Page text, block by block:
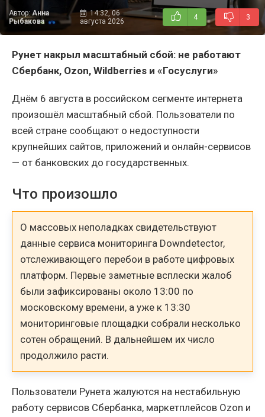
Автор: Анна
Рыбакова
14:32, 06
августа 2026
4 3
Рунет накрыл масштабный сбой: не работают
Сбербанк, Ozon, Wildberries и «Госуслуги»
Днём 6 августа в российском сегменте интернета
произошёл масштабный сбой. Пользователи по
всей стране сообщают о недоступности
крупнейших сайтов, приложений и онлайн-сервисов
— от банковских до государственных.
Что произошло
О массовых неполадках свидетельствуют
данные сервиса мониторинга Downdetector,
отслеживающего перебои в работе цифровых
платформ. Первые заметные всплески жалоб
были зафиксированы около 13:00 по
московскому времени, а уже к 13:30
мониторинговые площадки собрали несколько
сотен обращений. В дальнейшем их число
продолжило расти.
Пользователи Рунета жалуются на нестабильную
работу сервисов Сбербанка, маркетплейсов Ozon и